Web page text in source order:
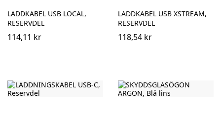
LADDKABEL USB LOCAL,
RESERVDEL
114,11 kr
LADDKABEL USB XSTREAM,
RESERVDEL
118,54 kr